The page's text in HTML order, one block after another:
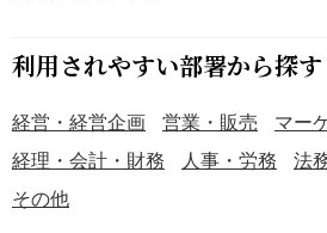
利用されやすい部署から探す
経営・経営企画 営業・販売
マー
経理・会計・財務
人事・労務 法
その他